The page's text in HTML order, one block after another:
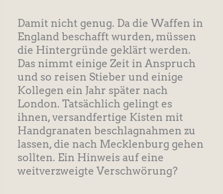
Damit nicht genug. Da die Waffen in
England beschafft wurden, müssen
die Hintergründe geklärt werden.
Das nimmt einige Zeit in Anspruch
und so reisen Stieber und einige
Kollegen ein Jahr später nach
London. Tatsächlich gelingt es
ihnen, versandfertige Kisten mit
Handgranaten beschlagnahmen zu
lassen, die nach Mecklenburg gehen
sollten. Ein Hinweis auf eine
weitverzweigte Verschwörung?